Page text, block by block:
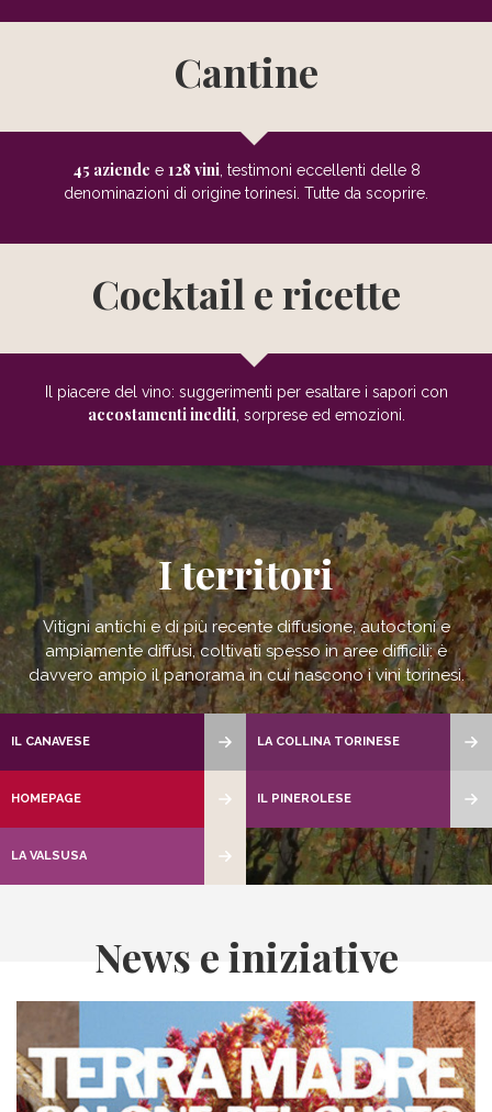
Cantine
45 aziende e 128 vini, testimoni eccellenti delle 8
denominazioni di origine torinesi. Tutte da scoprire.
Cocktail e ricette
Il piacere del vino: suggerimenti per esaltare i sapori con
accostamenti inediti, sorprese ed emozioni.
I territori
Vitigni antichi e di più recente diffusione, autoctoni e
ampiamente diffusi, coltivati spesso in aree difficili:è
davvero ampio il panorama in cui nascono i vini torinesi.
IL CANAVESE LA COLLINA TORINESE
HOMEPAGE IL PINEROLESE
LA VALSUSA
News e iniziative